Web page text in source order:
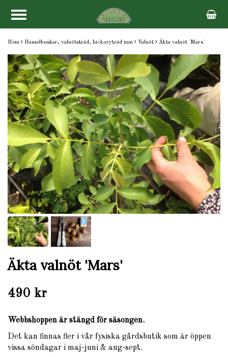
Hem Hasselbuskar, valnötsträd, hickoryträd mm Valnöt Äkta valnöt 'Mars'
Äkta valnöt 'Mars'
490 kr
Webbshoppen är stängd för säsongen.
Det kan finnas fler i vår fysiska gårdsbutik som är öppen
vissa söndagar i maj-juni & aug-sept.